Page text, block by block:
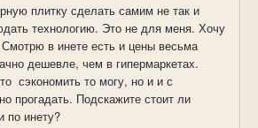
плитку сделать самим не так и
технологию. Это не для меня. Хочу
в инете есть и цены весьма
дешевле, чем в гипермаркетах.
сэкономить то могу, но и и с
прогадать. Подскажите стоит ли
по инету?